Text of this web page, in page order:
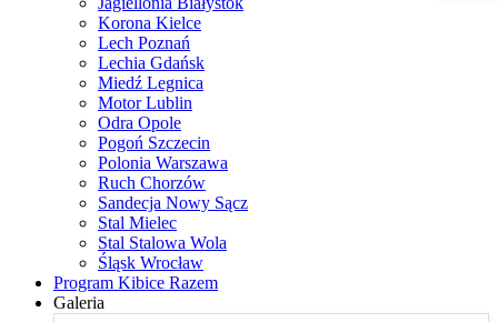
Korona Kielce
Lech Poznań
Lechia Gdańsk
Miedź Legnica
Motor Lublin
Odra Opole
Pogoń Szczecin
Polonia Warszawa
Ruch Chorzów
Sandecja Nowy Sącz
Stal Mielec
Stal Stalowa Wola
Śląsk Wrocław
Program Kibice Razem
Galeria